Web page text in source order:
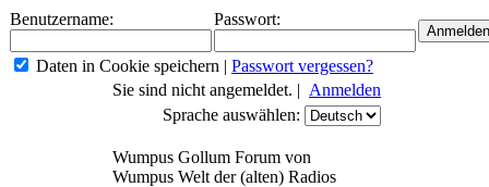
Benutzername: Passwort:
Daten in Cookie speichern | Passwort vergessen?
Sie sind nicht angemeldet. | Anmelden
Sprache auswählen:
Wumpus Gollum Forum von
Wumpus Welt der (alten) Radios